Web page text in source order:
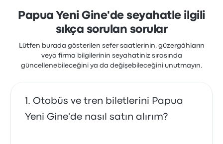
Papua Yeni Gine'de seyahatle ilgili
sıkça sorulan sorular
Lütfen burada gösterilen sefer saatlerinin, güzergâhların
veya firma bilgilerinin seyahatiniz sırasında
güncellenebileceğini ya da değişebileceğini unutmayın.
Otobüs ve tren biletlerini Papua
Yeni Gine'de nasıl satın alırım?